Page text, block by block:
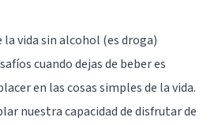
vida sin alcohol (es droga)
cuando dejas de beber es
en las cosas simples de la vida.
nuestra capacidad de disfrutar de